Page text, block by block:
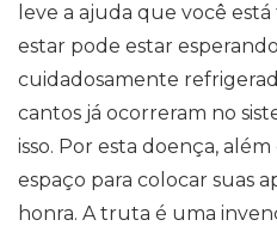
leve a ajuda que você
estar pode estar
cuidadosamente
cantos já ocorreram no
isso. Por esta doença,
espaço para colocar suas
honra. A truta é uma